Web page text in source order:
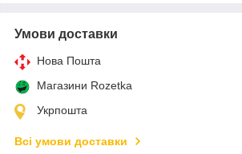
Умови доставки
Нова Пошта
Магазини Rozetka
Укрпошта
Всі умови доставки